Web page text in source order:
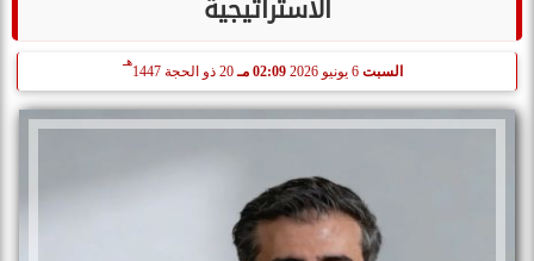
الاستراتيجية
السبت 6 يونيو 2026 02:09 مـ 20 ذو الحجة 1447
هـ